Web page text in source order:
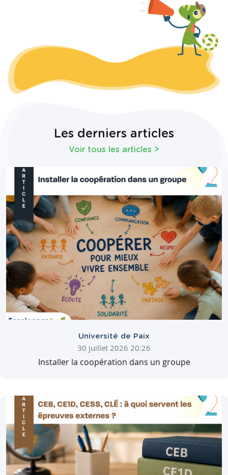
Les derniers articles
Voir tous les articles >
Université de Paix
30 juillet 2026 20:26
Installer la coopération dans un groupe